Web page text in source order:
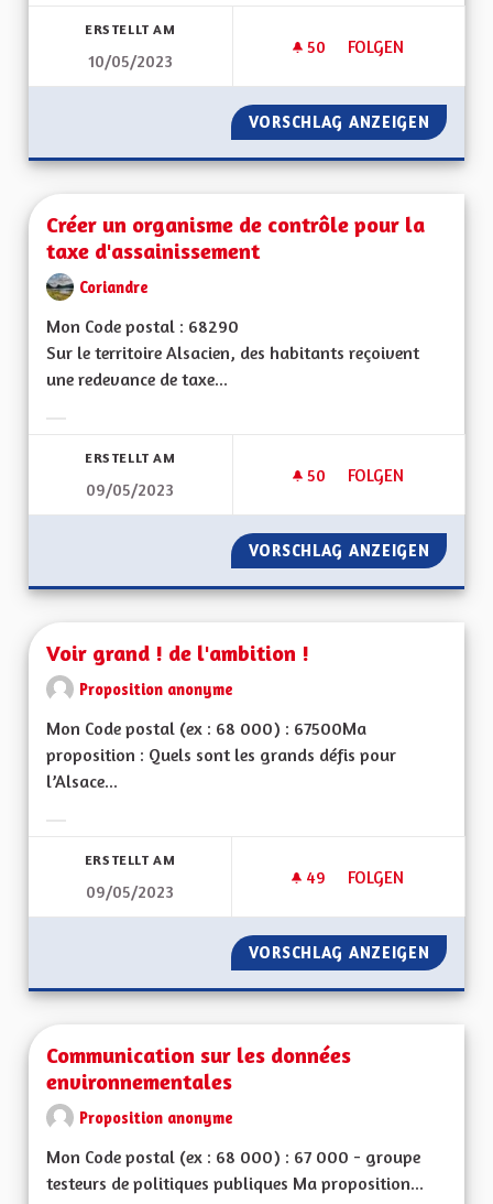
ERSTELLT AM
10/05/2023
50 50 FOLLOWER
FOLGEN
INSPIRATIONS
VORSCHLAG ANZEIGEN
Créer un organisme de contrôle pour la
taxe d'assainissement
Coriandre
Mon Code postal : 68290
Sur le territoire Alsacien, des habitants reçoivent
une redevance de taxe...
ERSTELLT AM
09/05/2023
50 50 FOLLOWER
FOLGEN
CRÉER UN
VORSCHLAG ANZEIGEN
Voir grand ! de l'ambition !
Proposition anonyme
Mon Code postal (ex : 68 000) : 67500Ma
proposition : Quels sont les grands défis pour
l’Alsace...
ERSTELLT AM
09/05/2023
49 49 FOLLOWER
FOLGEN
VOIR GRAND ! DE
VORSCHLAG ANZEIGEN VOIR
Communication sur les données
environnementales
Proposition anonyme
Mon Code postal (ex : 68 000) : 67 000 - groupe
testeurs de politiques publiques Ma proposition...